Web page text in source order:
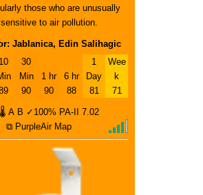
those who are unusually
sensitive to air pollution.
Jablanica, Edin Salihagic
10
30
Min
90
1 hr
90
6 hr
88
1
Day
81
Wee
k
71
🌡 A B ✓100% PA-II
7.02
⧉ PurpleAir Map